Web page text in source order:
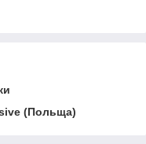
(Польща)